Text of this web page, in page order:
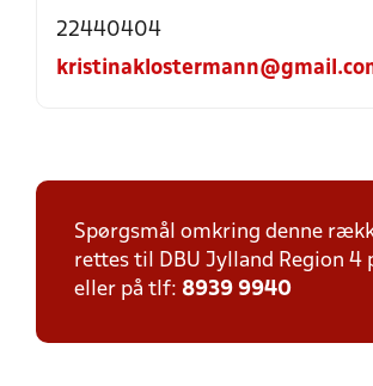
22440404
Spørgsmål omkring denne
rettes til DBU Jylland Region 4
eller på tlf: 8939 9940